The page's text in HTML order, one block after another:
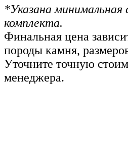
*Указана
комплекта.
Финальная цена
породы камня,
Уточните точную
менеджера.